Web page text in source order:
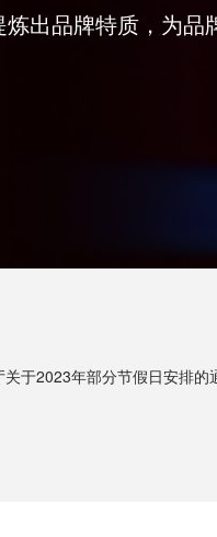
出品牌特质，为
于2023年部分节假日安排